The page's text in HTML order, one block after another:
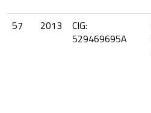
57
2013
CIG:
529469695A